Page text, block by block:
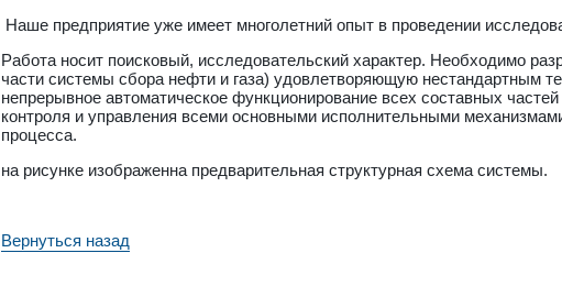
Наше предприятие уже имеет многолетний опыт в проведении
Работа носит поисковый, исследовательский характер. Необходимо
части системы сбора нефти и газа) удовлетворяющую нестандартным
непрерывное автоматическое функционирование всех составных
контроля и управления всеми основными исполнительными
процесса.
на рисунке изображенна предварительная структурная схема системы.
Вернуться назад